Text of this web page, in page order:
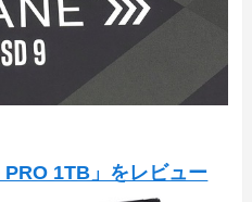
PRO 1TB」をレビュー